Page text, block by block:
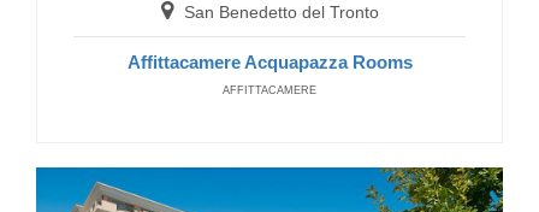
San Benedetto del Tronto
Affittacamere Acquapazza Rooms
AFFITTACAMERE